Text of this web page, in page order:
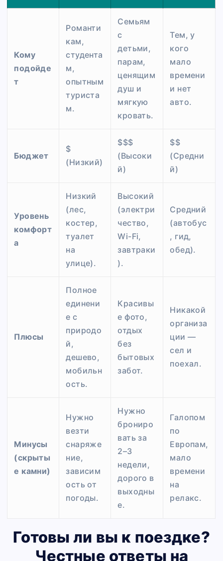
Кому
подойде
т
Романти
кам,
студента
м,
опытным
туриста
м.
Семьям
с
детьми,
парам,
ценящим
душ и
мягкую
кровать.
Тем, у
кого
мало
времени
и нет
авто.
Бюджет
$
(Низкий)
$$$
(Высоки
й)
$$
(Средни
й)
Уровень
комфорт
а
Низкий
(лес,
костер,
туалет
на
улице).
Высокий
(электри
чество,
Wi-Fi,
завтраки
).
Средний
(автобус
, гид,
обед).
Плюсы
Полное
единени
е с
природо
й,
дешево,
мобильн
ость.
Красивы
е фото,
отдых
без
бытовых
забот.
Никакой
организа
ции —
сел и
поехал.
Минусы
(скрыты
е камни)
Нужно
везти
снаряже
ние,
зависим
ость от
погоды.
Нужно
брониро
вать за
2–3
недели,
дорого в
выходны
е.
Галопом
по
Европам,
мало
времени
на
релакс.
Готовы ли вы к поездке?
Честные ответы на